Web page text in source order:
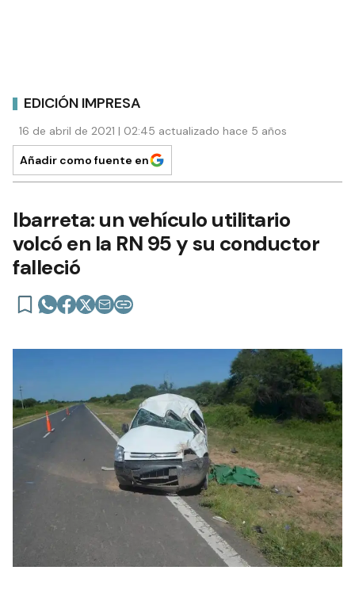
EDICIÓN IMPRESA
16 de abril de 2021 | 02:45 actualizado hace 5 años
Añadir como fuente en
Ibarreta: un vehículo utilitario
volcó en la RN 95 y su conductor
falleció